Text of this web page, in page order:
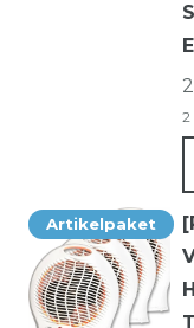
2
Artikelpaket